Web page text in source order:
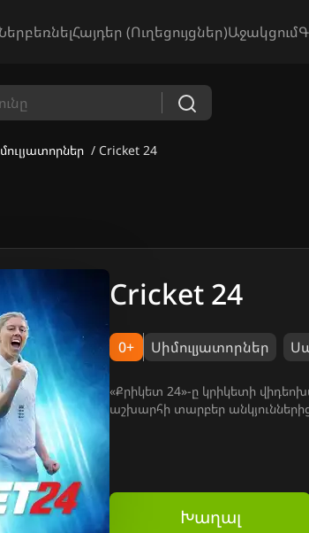
Հայդեր (Ուղեցույցներ)Աջակցում
Cricket 24
Cricket 24
0+ Սիմուլյատորներ
«Քրիկետ 24»-ը կրիկետի
աշխարհի տարբեր
Խաղալ